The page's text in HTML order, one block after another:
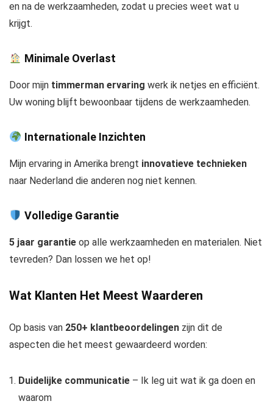
en na de werkzaamheden, zodat u precies weet wat u
krijgt.
Minimale Overlast
Door mijn timmerman ervaring werk ik netjes en efficiënt.
Uw woning blijft bewoonbaar tijdens de werkzaamheden.
Internationale Inzichten
Mijn ervaring in Amerika brengt innovatieve technieken
naar Nederland die anderen nog niet kennen.
Volledige Garantie
5 jaar garantie op alle werkzaamheden en materialen. Niet
tevreden? Dan lossen we het op!
Wat Klanten Het Meest Waarderen
Op basis van 250+ klantbeoordelingen zijn dit de
aspecten die het meest gewaardeerd worden:
Duidelijke communicatie – Ik leg uit wat ik ga doen en
waarom